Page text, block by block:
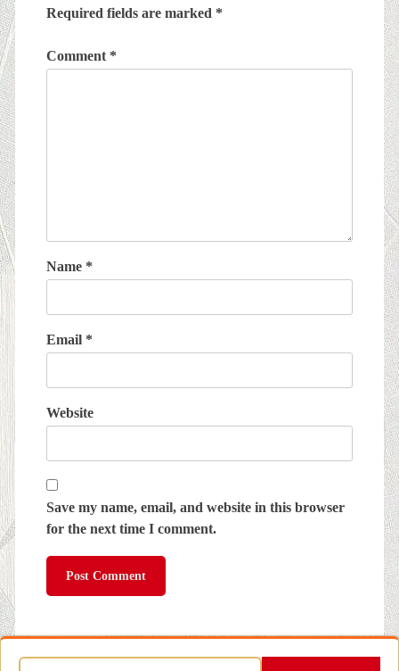
Required fields are marked *
Comment *
Name *
Email *
Website
Save my name, email, and website in this browser
for the next time I comment.